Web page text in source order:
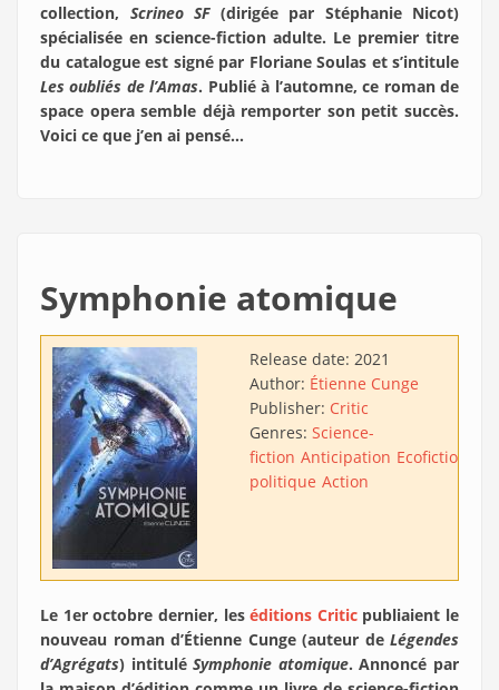
collection, Scrineo SF (dirigée par Stéphanie Nicot)
spécialisée en science-fiction adulte. Le premier titre
du catalogue est signé par Floriane Soulas et s’intitule
Les oubliés de l’Amas. Publié à l’automne, ce roman de
space opera semble déjà remporter son petit succès.
Voici ce que j’en ai pensé…
Symphonie atomique
Release date: 2021
Author: Étienne Cunge
Publisher: Critic
Genres: Science-
fiction Anticipation Ecofiction
politique Action
Le 1er octobre dernier, leséditions Criticpubliaient le
nouveau roman d’Étienne Cunge (auteur de Légendes
d’Agrégats) intituléSymphonie atomique. Annoncé par